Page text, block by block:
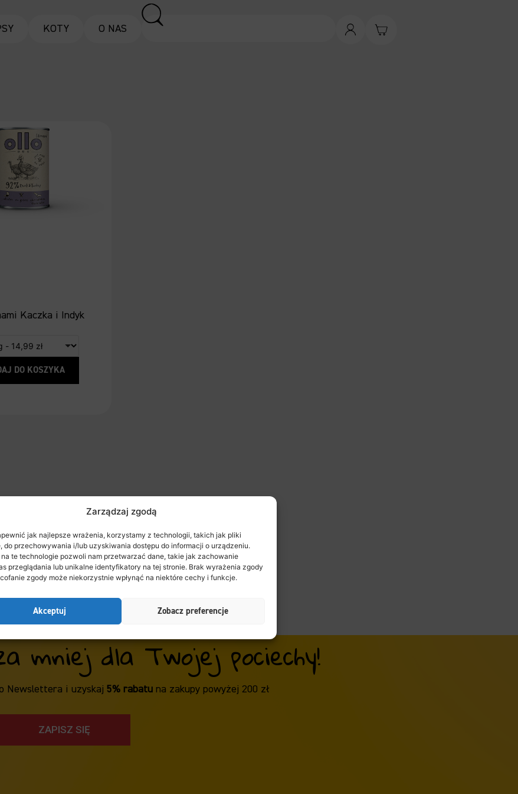
Zarządzaj zgodą
jak najlepsze wrażenia, korzystamy z technologii, takich jak pliki
do przechowywania i/lub uzyskiwania dostępu do informacji o urządzeniu.
te technologie pozwoli nam przetwarzać dane, takie jak zachowanie
przeglądania lub unikalne identyfikatory na tej stronie. Brak wyrażenia zgody
zgody może niekorzystnie wpłynąć na niektóre cechy i funkcje.
Akceptuj Zobacz preferencje
KOTY O NAS
Kaczka i Indyk
DO KOSZYKA
mniej dla Twojej pociechy!
Newslettera i uzyskaj 5% rabatuna zakupy powyżej 200 zł
ZAPISZ SIĘ